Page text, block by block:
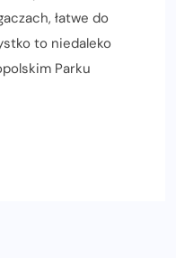
łatwe do
to niedaleko
Parku